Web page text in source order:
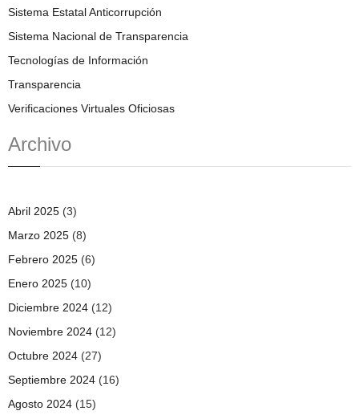
Sistema Estatal Anticorrupción
Sistema Nacional de Transparencia
Tecnologías de Información
Transparencia
Verificaciones Virtuales Oficiosas
Archivo
Abril 2025 (3)
Marzo 2025 (8)
Febrero 2025 (6)
Enero 2025 (10)
Diciembre 2024 (12)
Noviembre 2024 (12)
Octubre 2024 (27)
Septiembre 2024 (16)
Agosto 2024 (15)